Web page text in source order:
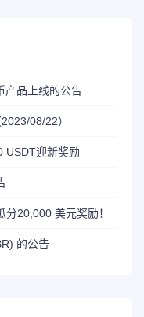
产品上线的公告
08/22）
USDT迎新奖励
分20,000 美元奖励！
的公告